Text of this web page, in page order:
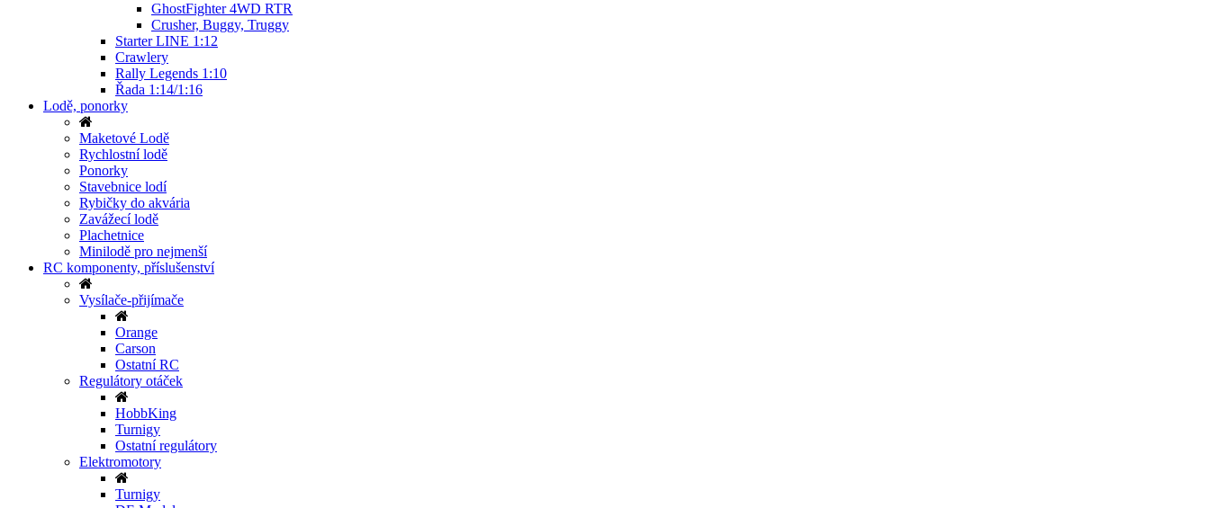
GhostFighter 4WD RTR
Crusher, Buggy, Truggy
Starter LINE 1:12
Crawlery
Rally Legends 1:10
Řada 1:14/1:16
Lodě, ponorky
Maketové Lodě
Rychlostní lodě
Ponorky
Stavebnice lodí
Rybičky do akvária
Zavážecí lodě
Plachetnice
Minilodě pro nejmenší
RC komponenty, příslušenství
Vysílače-přijímače
Orange
Carson
Ostatní RC
Regulátory otáček
HobbKing
Turnigy
Ostatní regulátory
Elektromotory
Turnigy